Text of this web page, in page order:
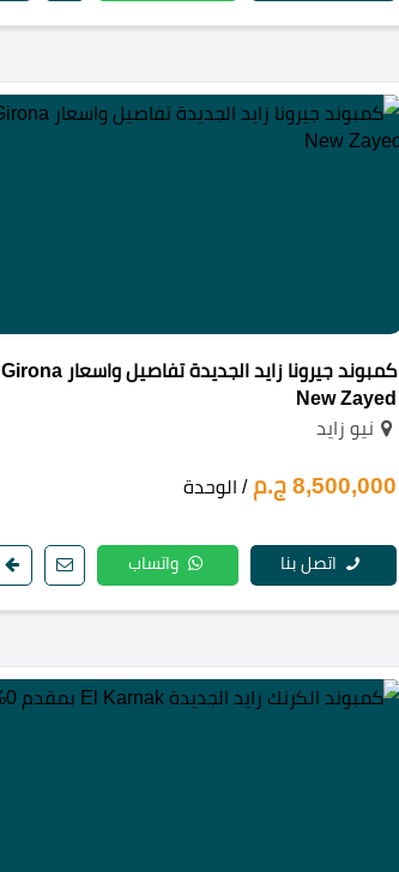
كمبوند جيرونا زايد الجديدة تفاصيل واسعار Girona
New Zayed
نيو زايد
8,500,000 ج.م / الوحدة
اتصل بنا واتساب